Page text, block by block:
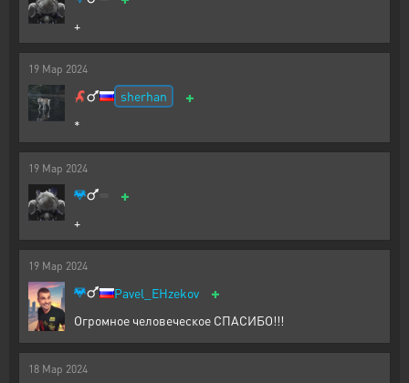
+
19 Мар 2024
sherhan +
*
19 Мар 2024
+
+
19 Мар 2024
Pavel_EHzekov +
Огромное человеческое СПАСИБО!!!
18 Мар 2024